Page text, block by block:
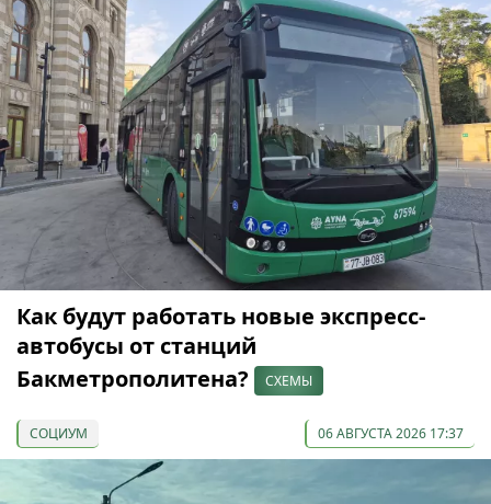
Как будут работать новые экспресс-
автобусы от станций
Бакметрополитена?
СХЕМЫ
СОЦИУМ 06 АВГУСТА 2026 17:37